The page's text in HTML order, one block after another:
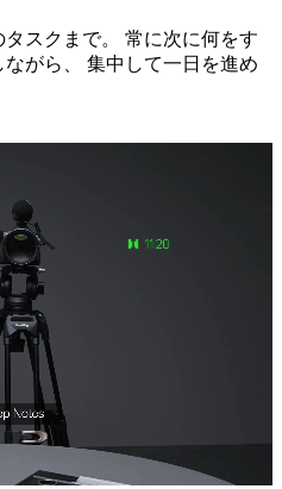
スクまで。 常に次に何をす
がら、 集中して一日を進め